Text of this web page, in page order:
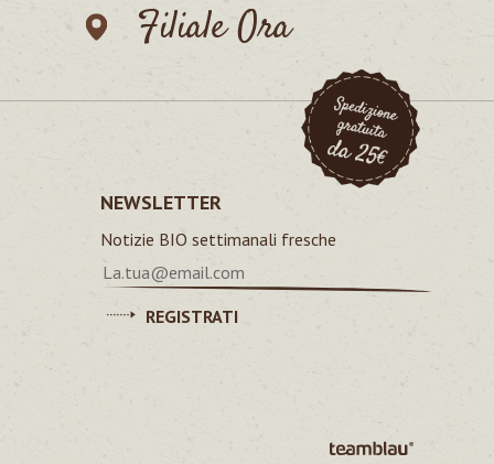
Filiale Ora
NEWSLETTER
Notizie BIO settimanali fresche
REGISTRATI